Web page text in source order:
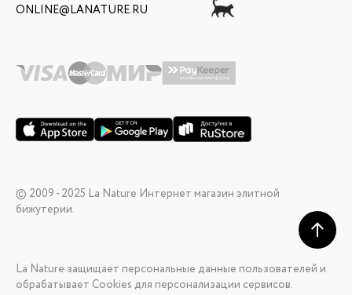
ONLINE@LANATURE.RU
© 2009 - 2025 La Nature Интернет магазин элитной
бижутерии.
La Nature защищает персональные данные пользователей и
обрабатывает Cookies для персонализации сервисов.